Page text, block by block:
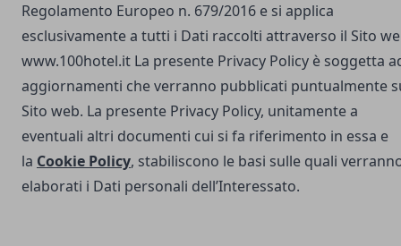
Regolamento Europeo n. 679/2016 e si applica
esclusivamente a tutti i Dati raccolti attraverso il Sito
www.100hotel.it La presente Privacy Policy è soggetta
aggiornamenti che verranno pubblicati puntualmente
Sito web. La presente Privacy Policy, unitamente a
eventuali altri documenti cui si fa riferimento in essa e
la Cookie Policy, stabiliscono le basi sulle quali
elaborati i Dati personali dell’Interessato.